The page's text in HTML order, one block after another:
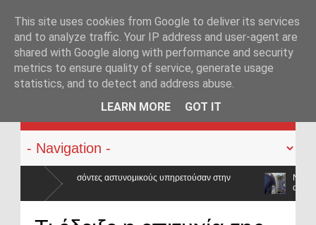
KATEHACKER
υπηρετούσαν στην
Νέα ΚΥΑ για το επίδομα διοίκησης στην ΕΛ.ΑΣ.:
προϋπολογισμός
This site uses cookies from Google to deliver its services
and to analyze traffic. Your IP address and user-agent are
shared with Google along with performance and security
metrics to ensure quality of service, generate usage
statistics, and to detect and address abuse.
LEARN MORE
GOT IT